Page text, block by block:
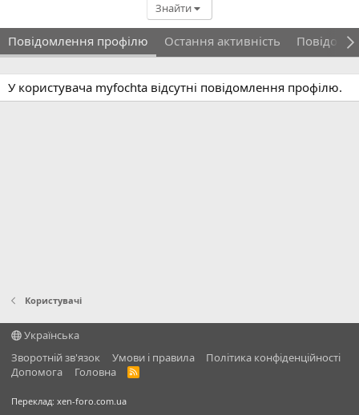
Знайти
Повідомлення профілю Остання активність
У користувача myfochta відсутні повідомлення профілю.
Користувачі
Українська
Зворотній зв'язок
Умови і правила
Політика конфіденційності
Дoпoмoга
Головна
R
Переклад: xen-foro.com.ua